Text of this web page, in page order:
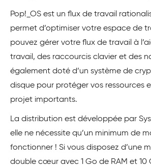
Pop!_OS est un flux de travail
permet d’optimiser votre espace de
pouvez gérer votre flux de travail à
travail, des raccourcis clavier et des
également doté d’un système de
disque pour protéger vos ressources
projet importants.
La distribution est développée par
elle ne nécessite qu’un minimum de
fonctionner ! Si vous disposez d’une
double cœur avec 1 Go de RAM et 10